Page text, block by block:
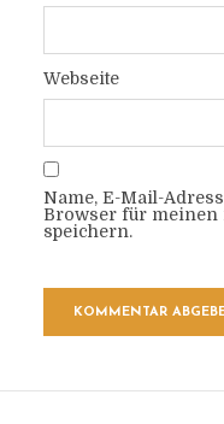
Webseite
Name, E-Mail-
Browser für meinen
speichern.